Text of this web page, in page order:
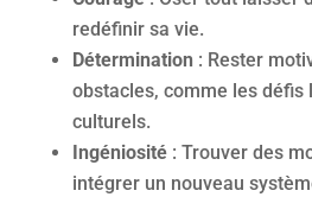
redéfinir sa vie.
Détermination : Rester
obstacles, comme les défis
culturels.
Ingéniosité: Trouver des
intégrer un nouveau